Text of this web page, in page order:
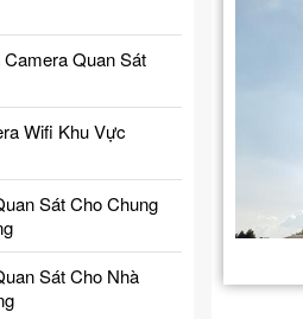
Quan Sát
Wifi Khu Vực
Sát Cho Chung
Sát Cho Nhà